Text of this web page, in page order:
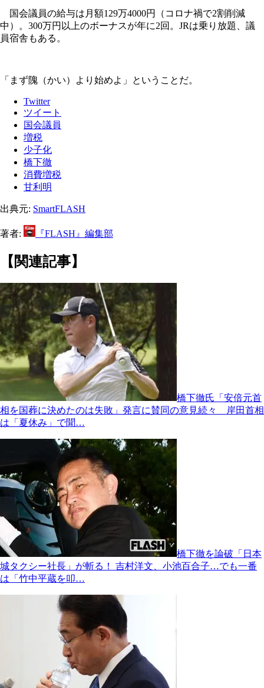
国会議員の給与は月額129万4000円（コロナ禍で2割削減
中）。300万円以上のボーナスが年に2回。JRは乗り放題、議
員宿舎もある。
「まず隗（かい）より始めよ」ということだ。
Twitter
ツイート
国会議員
増税
少子化
橋下徹
消費増税
甘利明
出典元: SmartFLASH
著者: 『FLASH』編集部
【関連記事】
橋下徹氏「安倍元首
相を国葬に決めたのは失敗」発言に賛同の意見続々 岸田首相
は「夏休み」で聞…
橋下徹を論破「日本
城タクシー社長」が斬る！ 吉村洋文、小池百合子…でも一番
は「竹中平蔵を叩…